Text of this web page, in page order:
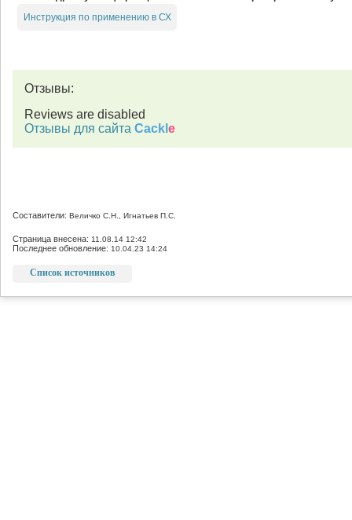
Инструкция по применению в СХ
Отзывы:
Reviews are disabled
Отзывы для сайта Cackl e
Составители: Величко С.Н., Игнатьев П.С.
Страница внесена: 11.08.14 12:42
Последнее обновление: 10.04.23 14:24
Список источников